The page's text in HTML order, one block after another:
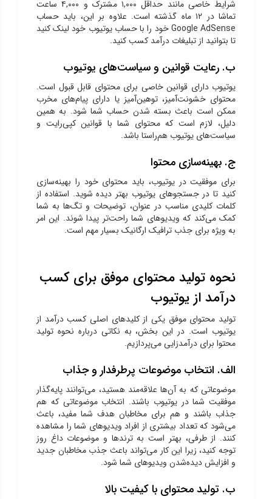
شرایط خاصی مانند حداقل ۱,۰۰۰ مشترک و ۴,۰۰۰ ساعت
تماشا در ۱۲ ماه گذشته است. علاوه بر این، باید حساب
Google AdSense خود را با حساب یوتیوب خود لینک کنید
تا بتوانید از تبلیغات درآمد کسب کنید.
ب. رعایت قوانین و سیاست‌های یوتیوب
یوتیوب دارای قوانین خاصی برای محتوای قابل قبول است.
محتوای خشونت‌آمیز، توهین‌آمیز یا دارای پیام‌های مخرب
ممکن است باعث بسته شدن حساب شما شود. به همین
دلیل، لازم است که محتوای شما با قوانین کپی‌رایت و
سیاست‌های یوتیوب هم‌راستا باشد.
ج. بهینه‌سازی محتوا
برای موفقیت در یوتیوب، باید محتوای خود را بهینه‌سازی
کنید تا در جستجوهای یوتیوب بهتر دیده شوید. استفاده از
کلمات کلیدی مناسب در عنوان، توضیحات و تگ‌ها به شما
کمک می‌کند که ویدیوهای شما راحت‌تر پیدا شوند. این امر
به ویژه برای جذب ترافیک ارگانیک بسیار مهم است.
نحوه تولید محتوای موفق برای کسب
درآمد از یوتیوب
تولید محتوای موفق یکی از کلیدهای اصلی کسب درآمد از
یوتیوب است. در این بخش، به نکاتی درباره نحوه تولید
محتوا برای درآمدزایی می‌پردازیم.
الف. انتخاب موضوعات پرطرفدار و جذاب
موضوعاتی که به آن‌ها علاقه‌مند هستید، می‌توانند پایه‌گذار
موفقیت شما در یوتیوب باشند. انتخاب موضوعاتی که هم
جذاب باشند و هم برای مخاطبان هدف شما مفید، باعث
می‌شود که تعداد بیشتری از افراد ویدیوهای شما را مشاهده
کنند. از طرفی، بهتر است به ترندها و موضوعات داغ روز
توجه کنید، زیرا این کار می‌تواند باعث جذب مخاطبان جدید
و افزایش دیده‌شدن ویدیوهای شما شود.
ب. تولید محتوای با کیفیت بالا